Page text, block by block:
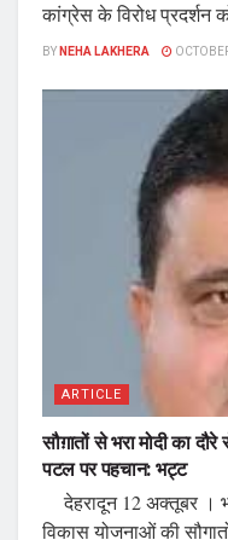
कांग्रेस के विरोध प्रदर्शन
BYNEHA LAKHERA
ARTICLE
सौग़ातों से भरा मोदी का
पटल पर पहचान: भट्ट
देहरादून 12 अक्तूबर ।
विकास योजनाओं की